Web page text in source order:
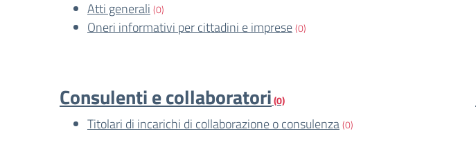
Atti generali (0)
Oneri informativi per cittadini e imprese(0)
Consulenti e collaboratori(0)
Titolari di incarichi di collaborazione o consulenza(0)